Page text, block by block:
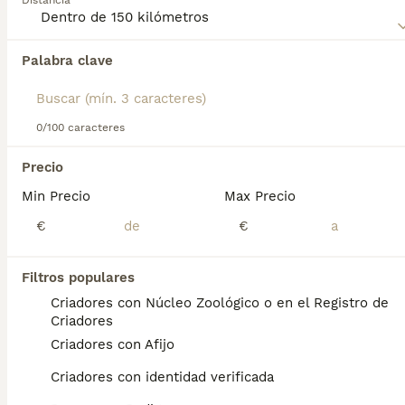
Palabra clave
0/100 caracteres
Precio
Min Precio
€
Max Precio
€
Filtros populares
Criadores con Núcleo Zoológico o en el Registro de
Criadores
Criadores con Afijo
Criadores con identidad verificada
activas. A pesar de su instinto cazador, es cariñoso y leal,
estimulación.
Cachorros en venta en Villanueva de la
Guardar búsqueda
¿Cuánto cuesta un ratonero
bodeguero andaluz?